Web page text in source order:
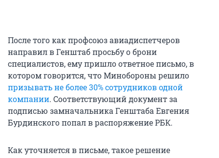
После того как профсоюз авиадиспетчеров
направил в Генштаб просьбу о брони
специалистов, ему пришло ответное письмо, в
котором говорится, что Минобороны решило
призывать не более 30% сотрудников одной
компании. Соответствующий документ за
подписью замначальника Генштаба Евгения
Бурдинского попал в распоряжение РБК.
Как уточняется в письме, такое решение